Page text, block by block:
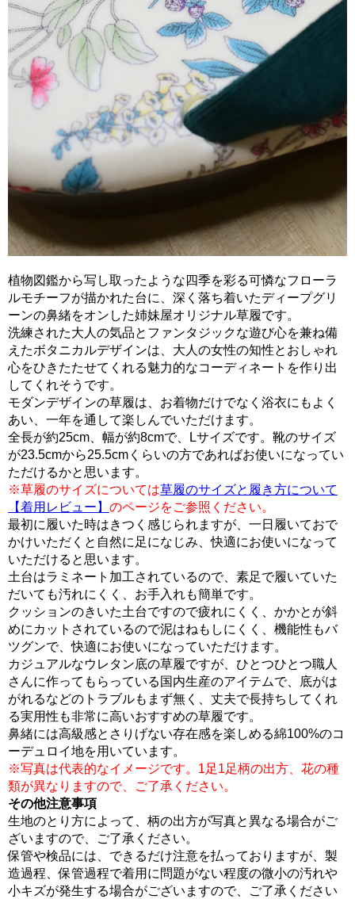
植物図鑑から写し取ったような四季を彩る可憐なフローラ
ルモチーフが描かれた台に、深く落ち着いたディープグリ
ーンの鼻緒をオンした姉妹屋オリジナル草履です。
洗練された大人の気品とファンタジックな遊び心を兼ね備
えたボタニカルデザインは、大人の女性の知性とおしゃれ
心をひきたたせてくれる魅力的なコーディネートを作り出
してくれそうです。
モダンデザインの草履は、お着物だけでなく浴衣にもよく
あい、一年を通して楽しんでいただけます。
全長が約25cm、幅が約8cmで、Lサイズです。靴のサイズ
が23.5cmから25.5cmくらいの方であればお使いになってい
ただけるかと思います。
※草履のサイズについては草履のサイズと履き方について
【着用レビュー】 のページをご参照ください。
最初に履いた時はきつく感じられますが、一日履いておで
かけいただくと自然に足になじみ、快適にお使いになって
いただけると思います。
土台はラミネート加工されているので、素足で履いていた
だいても汚れにくく、お手入れも簡単です。
クッションのきいた土台ですので疲れにくく、かかとが斜
めにカットされているので泥はねもしにくく、機能性もバ
ツグンで、快適にお使いになっていただけます。
カジュアルなウレタン底の草履ですが、ひとつひとつ職人
さんに作ってもらっている国内生産のアイテムで、底がは
がれるなどのトラブルもまず無く、丈夫で長持ちしてくれ
る実用性も非常に高いおすすめの草履です。
鼻緒には高級感とさりげない存在感を楽しめる綿100%のコ
ーデュロイ地を用いています。
※写真は代表的なイメージです。1足1足柄の出方、花の種
類が異なりますので、ご了承ください。
その他注意事項
生地のとり方によって、柄の出方が写真と異なる場合がご
ざいますので、ご了承ください。
保管や検品には、できるだけ注意を払っておりますが、製
造過程、保管過程で着用に問題がない程度の微小の汚れや
小キズが発生する場合がございますので、ご了承ください